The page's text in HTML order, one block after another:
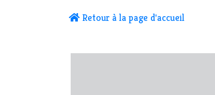
Retour à la page d'accueil